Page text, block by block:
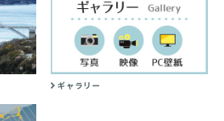
ギャラリー